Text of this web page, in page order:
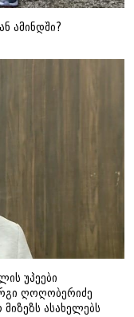
ამინდში?
უპეები
ღოღობერიძე
ასახელებს